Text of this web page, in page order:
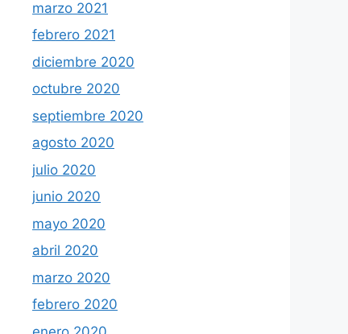
marzo 2021
febrero 2021
diciembre 2020
octubre 2020
septiembre 2020
agosto 2020
julio 2020
junio 2020
mayo 2020
abril 2020
marzo 2020
febrero 2020